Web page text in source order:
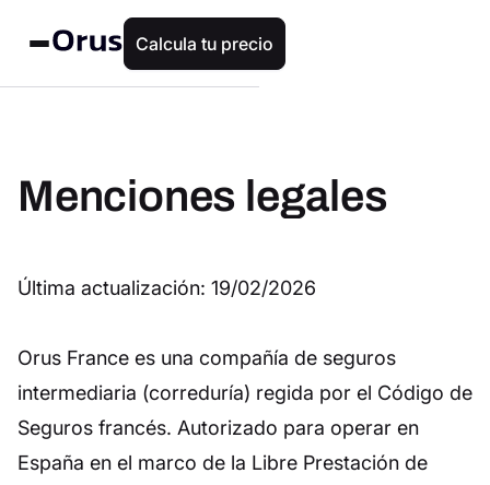
Calcula tu precio
Menciones legales
Última actualización: 19/02/2026
Orus France es una compañía de seguros
intermediaria (correduría) regida por el Código de
Seguros francés. Autorizado para operar en
España en el marco de la Libre Prestación de